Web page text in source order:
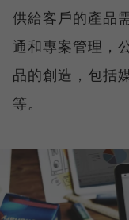
供給客戶的產品
通和專案管理，
品的創造，包括
等。